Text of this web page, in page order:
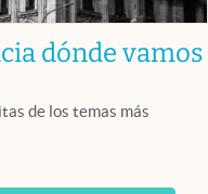
dónde vamos
de los temas más